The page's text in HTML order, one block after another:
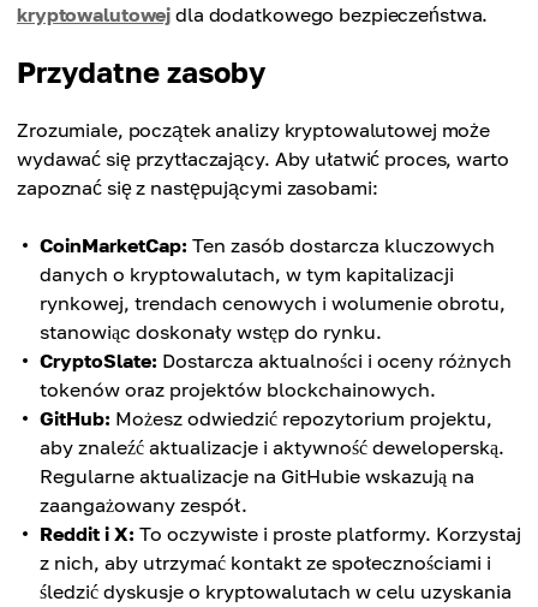
kryptowalutowej dla dodatkowego bezpieczeństwa.
Przydatne zasoby
Zrozumiale, początek analizy kryptowalutowej może
wydawać się przytłaczający. Aby ułatwić proces, warto
zapoznać się z następującymi zasobami:
CoinMarketCap: Ten zasób dostarcza kluczowych
danych o kryptowalutach, w tym kapitalizacji
rynkowej, trendach cenowych i wolumenie obrotu,
stanowiąc doskonały wstęp do rynku.
CryptoSlate: Dostarcza aktualności i oceny różnych
tokenów oraz projektów blockchainowych.
GitHub: Możesz odwiedzić repozytorium projektu,
aby znaleźć aktualizacje i aktywność deweloperską.
Regularne aktualizacje na GitHubie wskazują na
zaangażowany zespół.
Reddit i X: To oczywiste i proste platformy. Korzystaj
z nich, aby utrzymać kontakt ze społecznościami i
śledzić dyskusje o kryptowalutach w celu uzyskania